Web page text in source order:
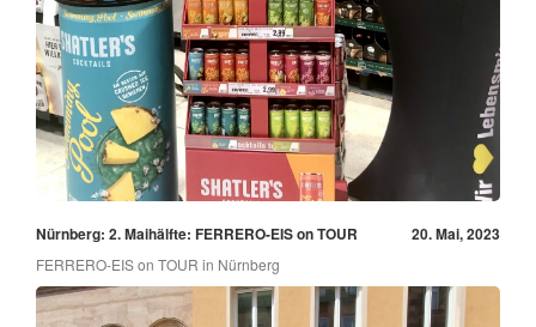
Nürnberg: 2. Maihälfte: FERRERO-EIS on TOUR 20. Mai, 2023
FERRERO-EIS on TOUR in Nürnberg